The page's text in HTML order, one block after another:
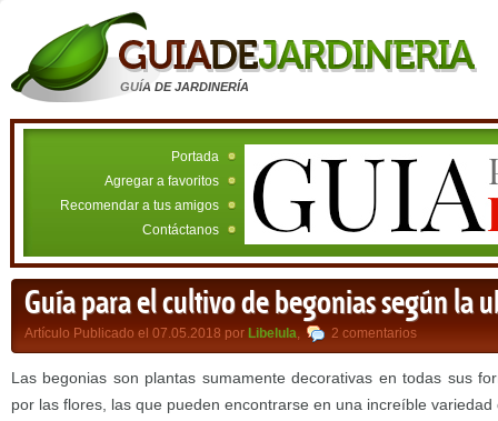
GUÍA DE JARDINERÍA
Portada
Agregar a favoritos
Recomendar a tus amigos
Contáctanos
Guía para el cultivo de begonias según la
Artículo Publicado el 07.05.2018 por Libelula, 2 comentarios
Las begonias son plantas sumamente decorativas en todas sus
por las flores, las que pueden encontrarse en una increíble